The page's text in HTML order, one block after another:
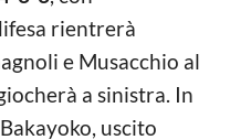
rientrerà
e Musacchio al
a sinistra. In
uscito